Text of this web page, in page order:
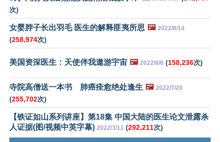
次)
女婴脖子长出羽毛 医生的解释匪夷所思 🖼️ 2022/8/14
(258,974次)
美国资深医生：天使伴我遨游宇宙 🖼️ 2022/8/6 (158,236次)
寺院高僧送一本书 肺癌痊愈绝处逢生 🖼️ 2022/7/20
(255,702次)
【铁证如山系列讲座】第18集 中国大陆的医生论文泄露杀
人证据(图/视频中英字幕) 2022/3/11 (292,211次)